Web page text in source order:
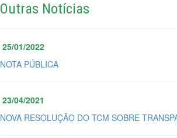
Outras Notícias
25/01/2022
NOTA PÚBLICA
23/04/2021
NOVA RESOLUÇÃO DO TCM SOBRE